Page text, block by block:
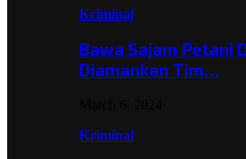
Kriminal
Bawa Sajam Petani
Diamankan Tim…
Kriminal